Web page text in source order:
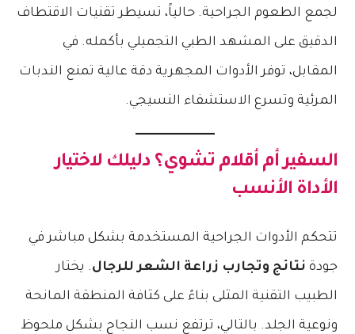
لجمع الطعوم الجراحية. حالياً، تسيطر تقنيات الاقتطاف
الدقيق على المشهد الطبي التجميلي بأكمله. في
المقابل، توفر الأدوات المجهرية دقة عالية تمنع الندبات
المرئية وتسرع الاستشفاء النسيجي.
السفير أم أقلام تشوي؟ دليلك لاختيار
الأداة الأنسب
تتحكم الأدوات الجراحية المستخدمة بشكل مباشر في
جودة نتائج وتجارب زراعة الشعر للرجال. يختار
الطبيب التقنية المثلى بناءً على كثافة المنطقة المانحة
ونوعية الجلد. بالتالي، ترتفع نسب النجاح بشكل ملحوظ